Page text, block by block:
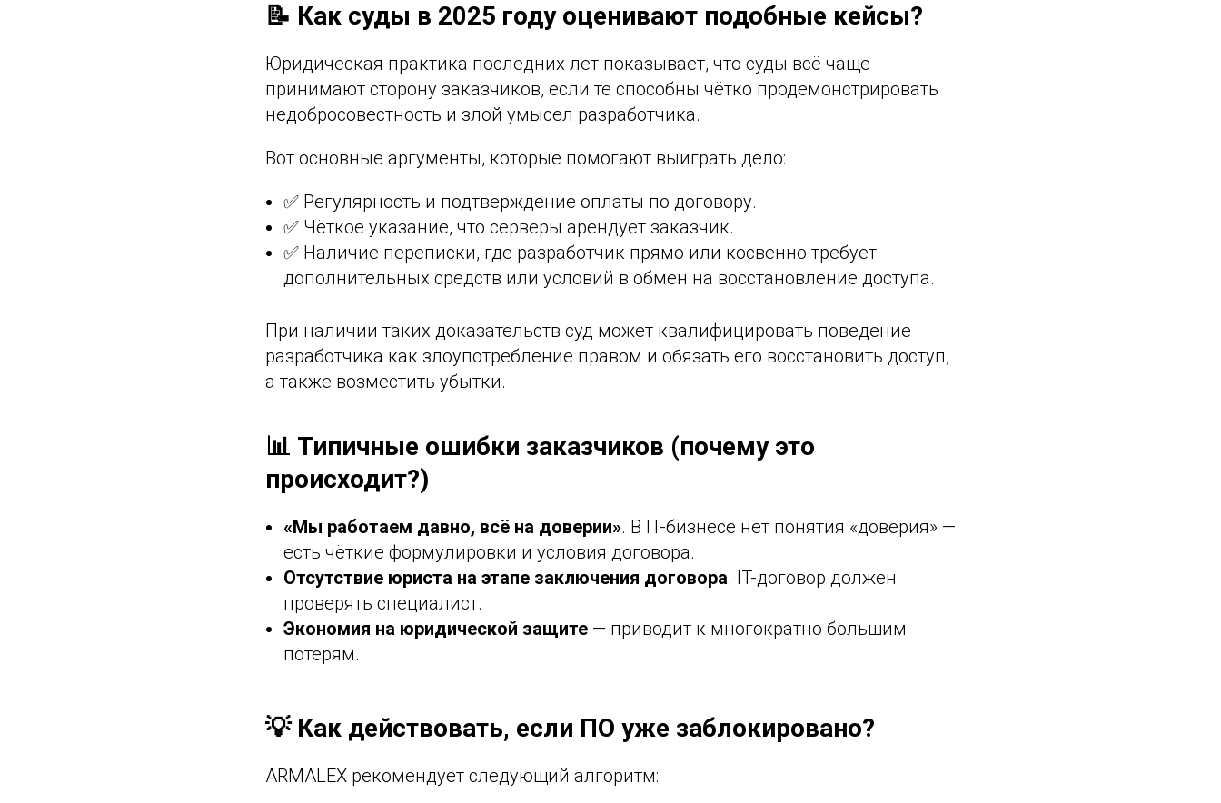
📝 Как суды в 2025 году оценивают подобные кейсы?
Юридическая практика последних лет показывает, что суды всё чаще
принимают сторону заказчиков, если те способны чётко продемонстрировать
недобросовестность и злой умысел разработчика.
Вот основные аргументы, которые помогают выиграть дело:
✅ Регулярность и подтверждение оплаты по договору.
✅ Чёткое указание, что серверы арендует заказчик.
✅ Наличие переписки, где разработчик прямо или косвенно требует
дополнительных средств или условий в обмен на восстановление доступа.
При наличии таких доказательств суд может квалифицировать поведение
разработчика как злоупотребление правом и обязать его восстановить доступ,
а также возместить убытки.
📊 Типичные ошибки заказчиков (почему это
происходит?)
«Мы работаем давно, всё на доверии». В IT-бизнесе нет понятия «доверия» —
есть чёткие формулировки и условия договора.
Отсутствие юриста на этапе заключения договора. IT-договор должен
проверять специалист.
Экономия на юридической защите — приводит к многократно большим
потерям.
💡 Как действовать, если ПО уже заблокировано?
ARMALEX рекомендует следующий алгоритм: